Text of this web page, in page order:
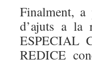
Finalment, a
d’ajuts a la
ESPECIAL
REDICE